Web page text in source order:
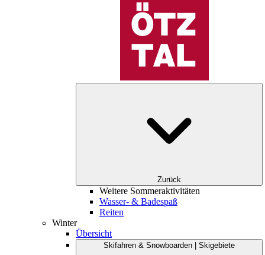
Zurück
Weitere Sommeraktivitäten
Wasser- & Badespaß
Reiten
Winter
Übersicht
Skifahren & Snowboarden | Skigebiete